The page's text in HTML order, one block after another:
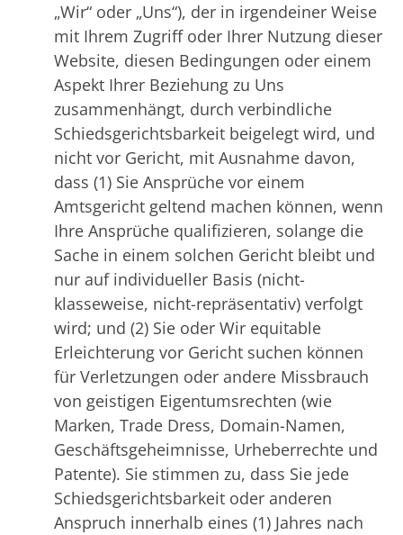
„Wir“ oder „Uns“), der in irgendeiner Weise
mit Ihrem Zugriff oder Ihrer Nutzung dieser
Website, diesen Bedingungen oder einem
Aspekt Ihrer Beziehung zu Uns
zusammenhängt, durch verbindliche
Schiedsgerichtsbarkeit beigelegt wird, und
nicht vor Gericht, mit Ausnahme davon,
dass (1) Sie Ansprüche vor einem
Amtsgericht geltend machen können, wenn
Ihre Ansprüche qualifizieren, solange die
Sache in einem solchen Gericht bleibt und
nur auf individueller Basis (nicht-
klasseweise, nicht-repräsentativ) verfolgt
wird; und (2) Sie oder Wir equitable
Erleichterung vor Gericht suchen können
für Verletzungen oder andere Missbrauch
von geistigen Eigentumsrechten (wie
Marken, Trade Dress, Domain-Namen,
Geschäftsgeheimnisse, Urheberrechte und
Patente). Sie stimmen zu, dass Sie jede
Schiedsgerichtsbarkeit oder anderen
Anspruch innerhalb eines (1) Jahres nach